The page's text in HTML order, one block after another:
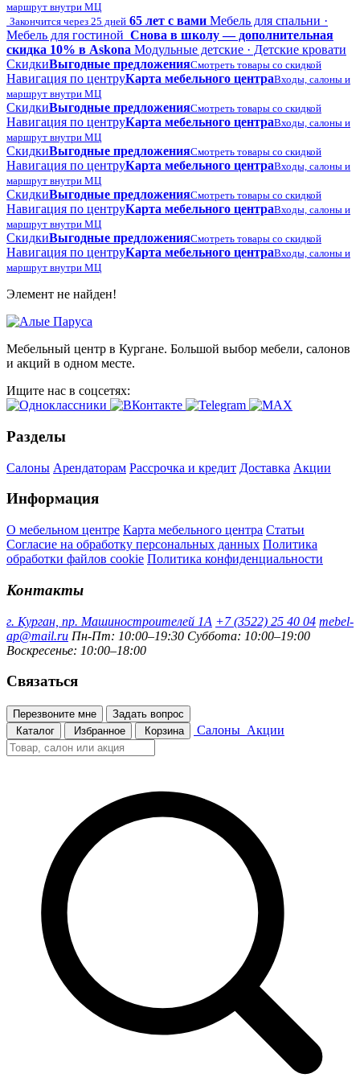
маршрут внутри МЦ
Закончится через 25 дней 65 лет с вами Мебель для спальни ·
Мебель для гостиной Снова в школу — дополнительная
скидка 10% в Askona Модульные детские · Детские кровати
СкидкиВыгодные предложенияСмотреть товары со скидкой
Навигация по центруКарта мебельного центраВходы, салоны и
маршрут внутри МЦ
СкидкиВыгодные предложенияСмотреть товары со скидкой
Навигация по центруКарта мебельного центраВходы, салоны и
маршрут внутри МЦ
СкидкиВыгодные предложенияСмотреть товары со скидкой
Навигация по центруКарта мебельного центраВходы, салоны и
маршрут внутри МЦ
СкидкиВыгодные предложенияСмотреть товары со скидкой
Навигация по центруКарта мебельного центраВходы, салоны и
маршрут внутри МЦ
СкидкиВыгодные предложенияСмотреть товары со скидкой
Навигация по центруКарта мебельного центраВходы, салоны и
маршрут внутри МЦ
Элемент не найден!
Мебельный центр в Кургане. Большой выбор мебели, салонов
и акций в одном месте.
Ищите нас в соцсетях:
Разделы
Салоны Арендаторам Рассрочка и кредит Доставка Акции
Информация
О мебельном центре Карта мебельного центра Статьи
Согласие на обработку персональных данных Политика
обработки файлов cookie Политика конфиденциальности
Контакты
г. Курган, пр. Машиностроителей 1А +7 (3522) 25 40 04 mebel-
ap@mail.ru Пн-Пт: 10:00–19:30 Суббота: 10:00–19:00
Воскресенье: 10:00–18:00
Связаться
Перезвоните мне
Задать вопрос
Каталог
Избранное Корзина Салоны Акции